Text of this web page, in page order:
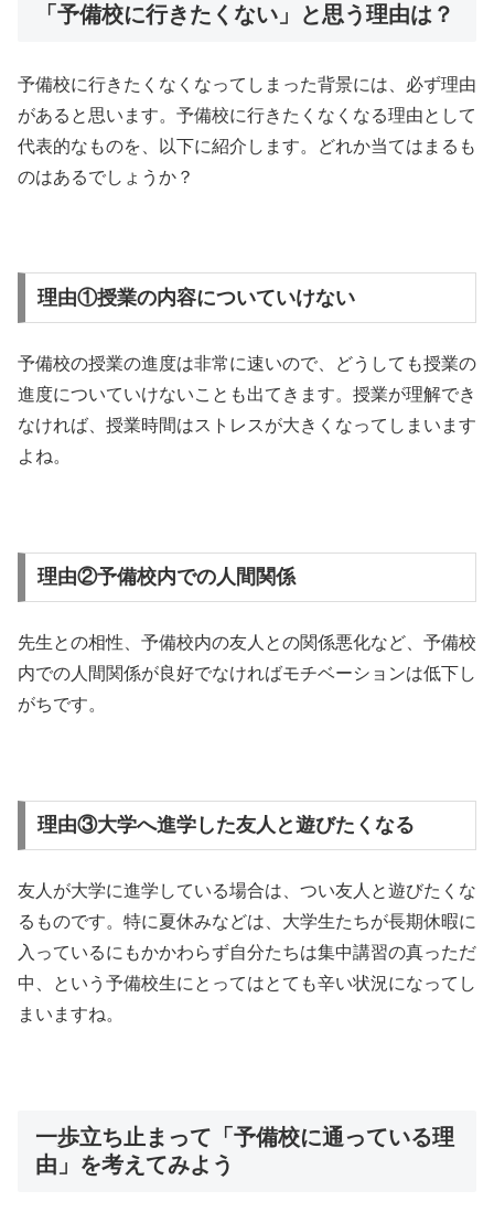
「予備校に行きたくない」と思う理由は？
予備校に行きたくなくなってしまった背景には、必ず理由
があると思います。予備校に行きたくなくなる理由として
代表的なものを、以下に紹介します。どれか当てはまるも
のはあるでしょうか？
理由①授業の内容についていけない
予備校の授業の進度は非常に速いので、どうしても授業の
進度についていけないことも出てきます。授業が理解でき
なければ、授業時間はストレスが大きくなってしまいます
よね。
理由②予備校内での人間関係
先生との相性、予備校内の友人との関係悪化など、予備校
内での人間関係が良好でなければモチベーションは低下し
がちです。
理由③大学へ進学した友人と遊びたくなる
友人が大学に進学している場合は、つい友人と遊びたくな
るものです。特に夏休みなどは、大学生たちが長期休暇に
入っているにもかかわらず自分たちは集中講習の真っただ
中、という予備校生にとってはとても辛い状況になってし
まいますね。
一歩立ち止まって「予備校に通っている理
由」を考えてみよう